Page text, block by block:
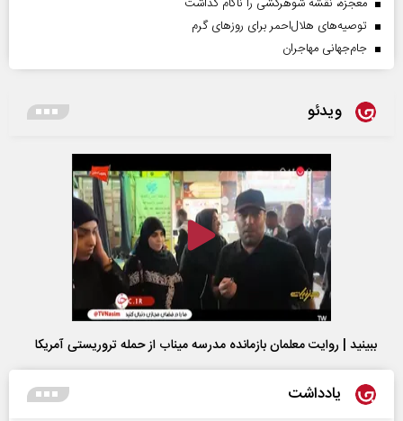
معجزه، نقشه شوهرکشی را ناکام گذاشت
توصیه‌های هلال‌احمر برای روز‌های گرم
جام‌جهانی مهاجران
ویدئو
ببینید | روایت معلمان بازمانده مدرسه میناب از حمله تروریستی آمریکا
یادداشت